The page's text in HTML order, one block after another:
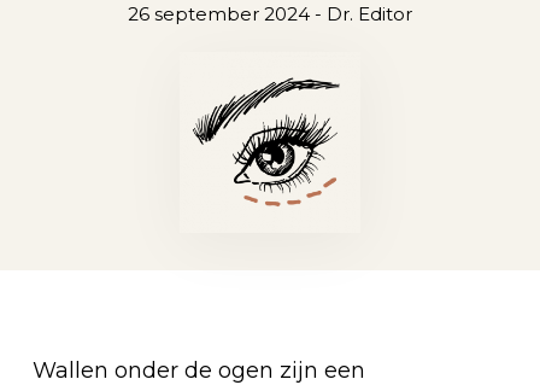
26 september 2024 - Dr. Editor
Wallen onder de ogen zijn een